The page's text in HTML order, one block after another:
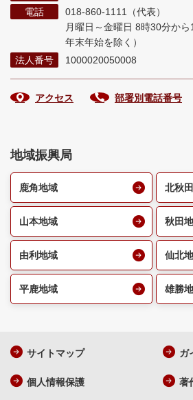
電話
018-860-1111（代表）
月曜日～金曜日 8時30分か
年末年始を除く）
法人番号
1000020050008
アクセス 部署別電話番号
地域振興局
鹿角地域 北秋
山本地域 秋田
由利地域 仙北
平鹿地域 雄勝
サイトマップ ガ
個人情報保護 著